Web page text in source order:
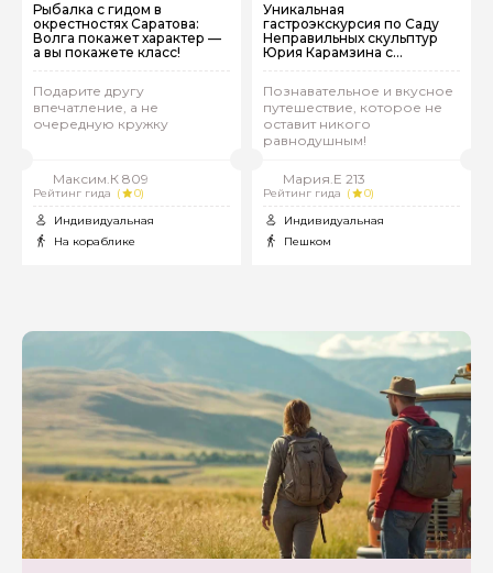
Рыбалка с гидом в
окрестностях Саратова:
Волга покажет характер —
а вы покажете класс!
Подарите другу
впечатление, а не
очередную кружку
Максим.К 809
Рейтинг гида (
0)
Индивидуальная
На кораблике
Уникальная
гастроэкскурсия по Саду
Неправильных скульптур
Юрия Карамзина с
дегустацией сыров!
Познавательное и вкусное
путешествие, которое не
оставит никого
равнодушным!
Мария.Е 213
Рейтинг гида (
0)
Индивидуальная
Пешком